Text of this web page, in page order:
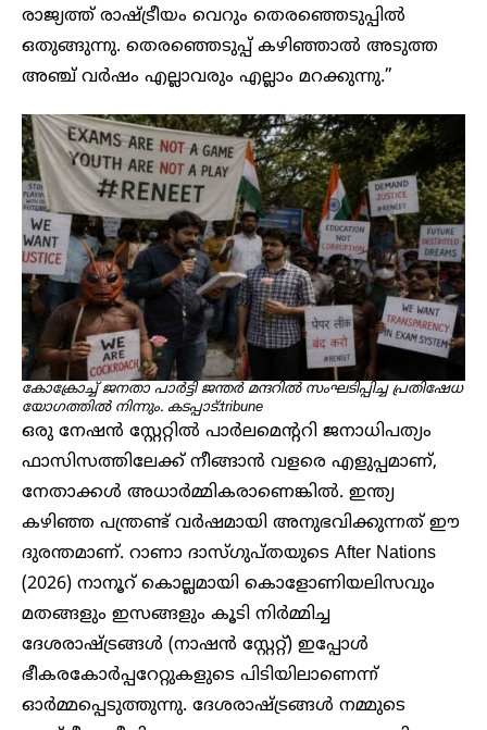
രാജ്യത്ത് രാഷ്ട്രീയം വെറും തെരഞ്ഞെടുപ്പിൽ
ഒതുങ്ങുന്നു. തെരഞ്ഞെടുപ്പ് കഴിഞ്ഞാൽ അടുത്ത
അഞ്ച് വർഷം എല്ലാവരും എല്ലാം മറക്കുന്നു.”
കോക്രോച്ച് ജനതാ പാർട്ടി ജന്തർ മന്ദറിൽ സംഘടിപ്പിച്ച പ്രതിഷേധ
യോഗത്തിൽ നിന്നും. കടപ്പാട്:tribune
ഒരു നേഷൻ സ്റ്റേറ്റിൽ പാർലമെന്ററി ജനാധിപത്യം
ഫാസിസത്തിലേക്ക് നീങ്ങാൻ വളരെ എളുപ്പമാണ്,
നേതാക്കൾ അധാർമ്മികരാണെങ്കിൽ. ഇന്ത്യ
കഴിഞ്ഞ പന്ത്രണ്ട് വർഷമായി അനുഭവിക്കുന്നത് ഈ ​
ദുരന്തമാണ്. റാണാ ദാസ്ഗുപ്തയുടെ After Nations
(2026) നാനൂറ് കൊല്ലമായി കൊളോണിയലിസവും
മതങ്ങളും ഇസങ്ങളും കൂടി നിർമ്മിച്ച
ദേശരാഷ്ട്രങ്ങൾ (നാഷൻ സ്റ്റേറ്റ്) ഇപ്പോൾ
ഭീകരകോർപ്പറേറ്റുകളുടെ പിടിയിലാണെന്ന്
ഓർമ്മപ്പെടുത്തുന്നു. ദേശരാഷ്ട്രങ്ങൾ നമ്മുടെ